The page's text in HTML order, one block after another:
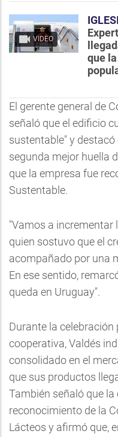
VIDEO
que
El gerente general de
señaló que el edificio
sustentable" y
segunda mejor huella
que la empresa fue
Sustentable.
"Vamos a incrementar
quien sostuvo que el
acompañado por una
En ese sentido,
queda en Uruguay".
Durante la celebración
cooperativa, Valdés
consolidado en el
que sus productos
También señaló que
reconocimiento de la
Lácteos y afirmó que,